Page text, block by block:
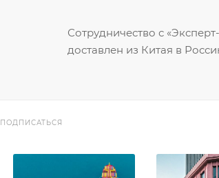
Сотрудничество с
доставлен из Китая в
ПОДПИСАТЬСЯ